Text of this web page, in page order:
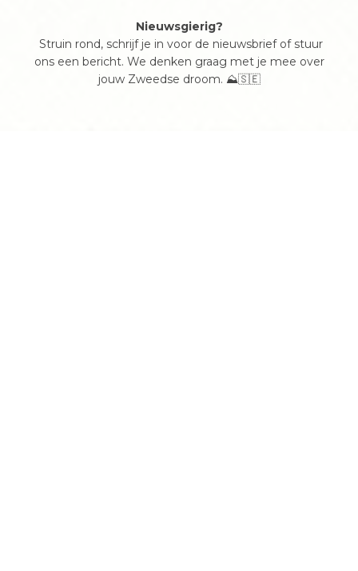
Nieuwsgierig?
Struin rond, schrijf je in voor de nieuwsbrief of stuur
ons een bericht. We denken graag met je mee over
jouw Zweedse droom. ⛰️🇸🇪